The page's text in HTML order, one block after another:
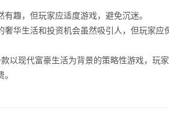
趣，但玩家应适度游戏，避免沉迷。
奢华生活和投资机会虽然吸引人，但玩家应
以现代富豪生活为背景的策略性游戏，玩